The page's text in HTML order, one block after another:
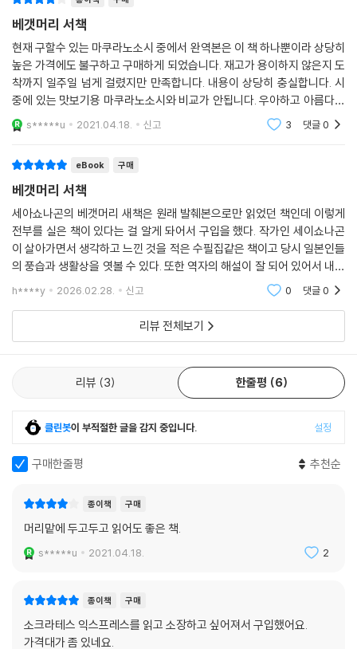
≫의 문장 속에 고스란히 담겨 있다.
히 여류 문학 작품?에서는 볼 수 없는 독창적인 것이다. 자신의 생각과 감
정을 내숭 없이 솔직하게 내지르듯이 표현하는 문장이 통쾌함마저 느끼게
한다. 세이쇼나곤의 문장법의 본질은 옷자락의 바늘땀과 머리카락의 한 올
까지도 잡아내는 극도의 리얼리즘이었다. 대부분의 헤이안 귀족들은 있는
사실을 그대로 표현하는 것을 부담스럽게 느꼈고 은유적이고 상징적으로
빠르게 작동하는 예민한 호기심. 그리고 그것을 생생하게 묘사해 내는 뛰
어난 문장력. 이 두 가지가 ≪베갯머리 서책≫을 만드는 실제적인 요인이
었다고 할 수 있다.
베갯머리 서책
현재 구할수 있는 마쿠라노소시 중에서 완역본은 이 책 하나뿐이라 상당히
높은 가격에도 불구하고 구매하게 되었습니다. 재고가 용이하지 않은지 도
착까지 일주일 넘게 걸렸지만 만족합니다. 내용이 상당히 충실합니다. 시
중에 있는 맛보기용 마쿠라노소시와 비교가 안됩니다. 우아하고 아름다운
문체를 그대로 옮긴 훌륭한 번역과 당시대 상활을 이해할 수 있는 상세한
주석 덕분에 책
s*****u 2021.04.18. 신고 3 댓글0
eBook 구매
베갯머리 서책
세아쇼나곤의 베갯머리 새책은 원래 발췌본으로만 읽었던 책인데 이렇게
전부를 실은 책이 있다는 걸 알게 돠어서 구입을 했다. 작가인 세이쇼나곤
이 살아가면서 생각하고 느낀 것을 적은 수필집같은 책이고 당시 일본인들
의 풍습과 생활상을 엿볼 수 있다. 또한 역자의 해설이 잘 되어 있어서 내용
h****y 2026.02.28. 신고 0 댓글0
리뷰 전체보기
리뷰 3 한줄평 6
클린봇이 부적절한 글을 감지 중입니다. 설정
구매한줄평 추천순
종이책 구매
머리맡에 두고두고 읽어도 좋은 책.
s*****u 2021.04.18. 2
종이책 구매
소크라테스 익스프레스를 읽고 소장하고 싶어져서 구입했어요.
가격대가 좀 있네요.